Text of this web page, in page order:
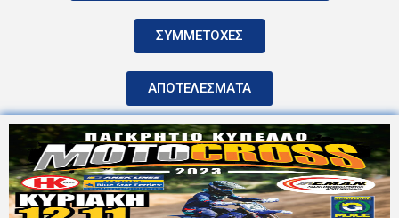
ΣΥΜΜΕΤΟΧΕΣ
ΑΠΟΤΕΛΕΣΜΑΤΑ